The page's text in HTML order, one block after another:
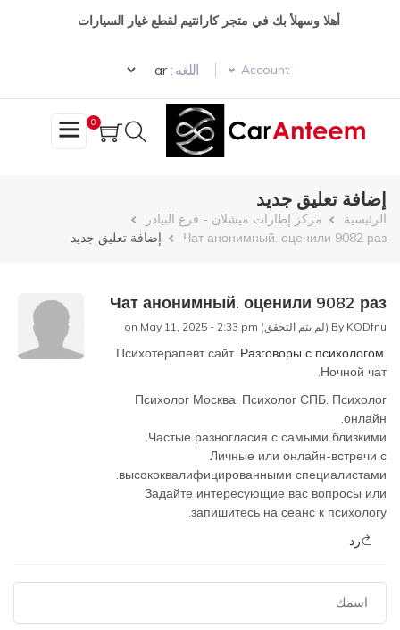
أهلا وسهلأ بك في متجر كارانتيم لقطع غيار السيارات
Account اللغه :
Select your language
0
إضافة تعليق جديد
مسار
الرئيسية
مركز إطارات ميشلان - فرع البيادر
Чат анонимный. оценили 9082 раз
إضافة تعليق جديد
Чат анонимный. оценили 9082 раз
By KODfnu (لم يتم التحقق)
Психотерапевт сайт. Разговоры с психологом.
Ночной чат.
Психолог Москва. Психолог СПБ. Психолог
онлайн.
Частые разногласия с самыми близкими.
Личные или онлайн-встречи с
высококвалифицированными специалистами.
Задайте интересующие вас вопросы или
запишитесь на сеанс к психологу.
رد